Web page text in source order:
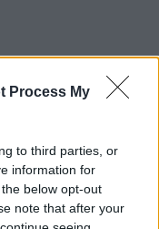
Process My
to third parties, or
information for
below opt-out
note that after your